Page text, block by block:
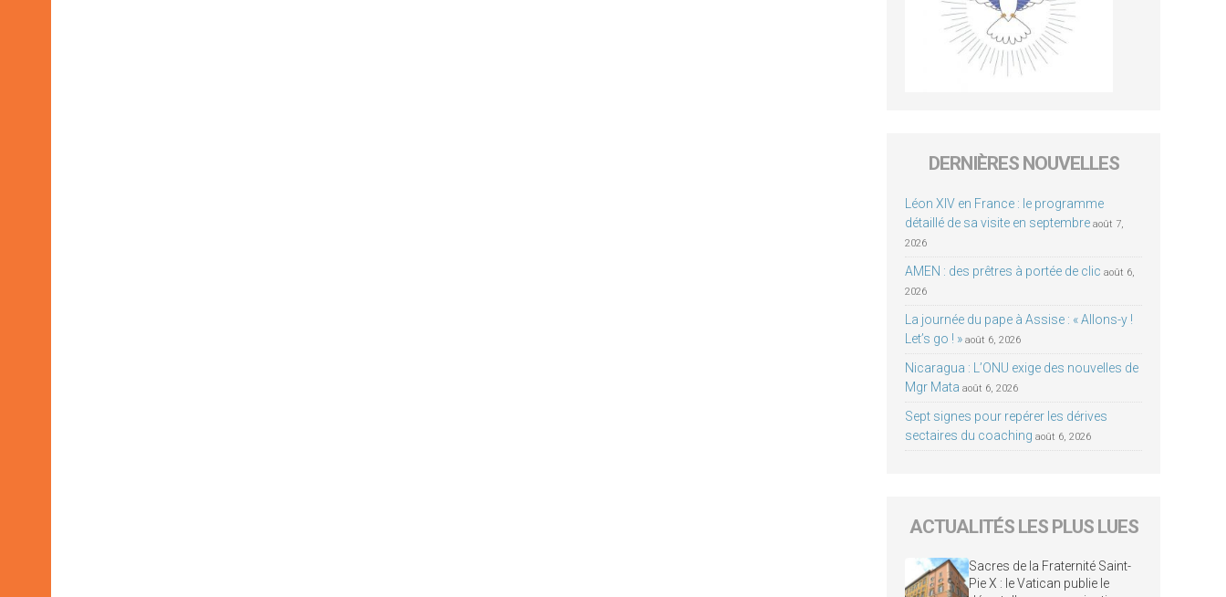
DERNIÈRES NOUVELLES
Léon XIV en France : le programme
détaillé de sa visite en septembre août 7,
2026
AMEN : des prêtres à portée de clic août 6,
2026
La journée du pape à Assise : « Allons-y !
Let’s go ! » août 6, 2026
Nicaragua : L’ONU exige des nouvelles de
Mgr Mata août 6, 2026
Sept signes pour repérer les dérives
sectaires du coaching août 6, 2026
ACTUALITÉS LES PLUS LUES
Sacres de la Fraternité Saint-
Pie X : le Vatican publie le